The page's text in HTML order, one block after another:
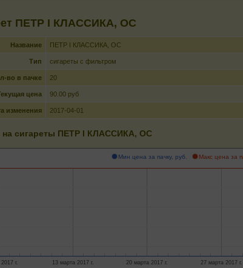
ПЕТР I КЛАССИКА, OC
Название ПЕТР I КЛАССИКА, OC
Тип сигареты с фильтром
во в пачке 20
цена 90.00 руб
изменения 2017-04-01
на сигареты ПЕТР I КЛАССИКА, OC
Мин цена за пачку, руб. Макс цена за
г. 13 марта 2017 г. 20 марта 2017 г. 27 марта 2017 г.